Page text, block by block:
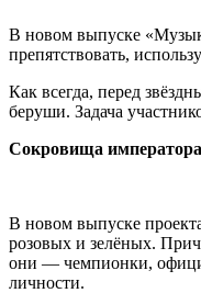
В новом выпуске
препятствовать,
Как всегда, перед
беруши. Задача
Сокровища
В новом выпуске
розовых и зелёных.
они — чемпионки,
личности.